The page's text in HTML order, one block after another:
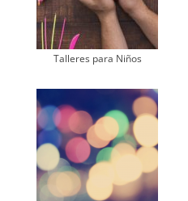
Talleres para Niños